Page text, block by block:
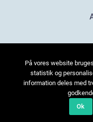
På vores website
statistik og
information deles med
Ok